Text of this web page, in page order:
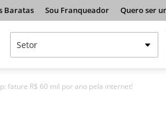
Baratas Sou Franqueador Quero ser
fature R$ 60 mil por ano pela internet!